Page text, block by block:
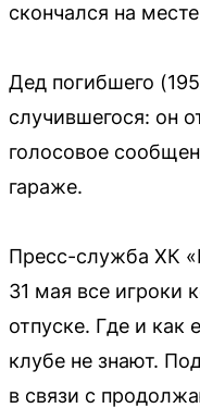
скончался на
Дед погибшего
случившегося: он
голосовое
гараже.
Пресс-служба ХК
31 мая все игроки
отпуске. Где и как
клубе не знают.
в связи с